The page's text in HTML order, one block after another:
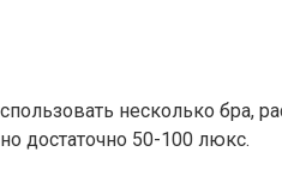
несколько бра,
достаточно 50-100 люкс.